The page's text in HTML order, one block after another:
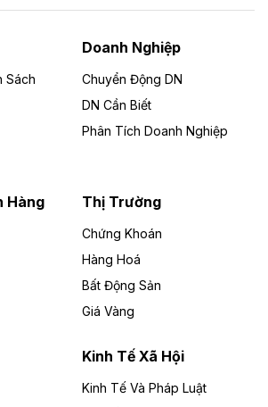
dài khoảng 73,49 km, tổng mức đầu
tỷ đồng.
thuận chủ trương đầu tư Dự
nhà ở nông thôn vốn 563 tỷ
chấp thuận chủ trương đầu tư Dự
chọn nhà đầu tư. Dự án rộng 30,745
khoảng 5.000 người, nhằm hình
mại, chợ và khu nhà ở nông thôn với
thêm 116.000 tỷ đồng vốn
Sách
Doanh Nghiệp
Chuyển Động DN
DN Cần Biết
Phân Tích Doanh Nghiệp
Hàng Thị Trường
Chứng Khoán
Hàng Hoá
Bất Động Sản
Giá Vàng
Kinh Tế Xã Hội
Kinh Tế Và Pháp Luật